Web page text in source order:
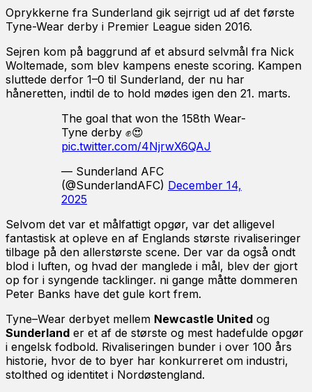
Oprykkerne fra Sunderland gik sejrrigt ud af det første
Tyne-Wear derby i Premier League siden 2016.
Sejren kom på baggrund af et absurd selvmål fra Nick
Woltemade, som blev kampens eneste scoring. Kampen
sluttede derfor 1–0 til Sunderland, der nu har
håneretten, indtil de to hold mødes igen den 21. marts.
The goal that won the 158th Wear-
Tyne derby ✊😍
pic.twitter.com/4NjrwX6QAJ
— Sunderland AFC
(@SunderlandAFC) December 14,
2025
Selvom det var et målfattigt opgør, var det alligevel
fantastisk at opleve en af Englands største rivaliseringer
tilbage på den allerstørste scene. Der var da også ondt
blod i luften, og hvad der manglede i mål, blev der gjort
op for i syngende tacklinger. ni gange måtte dommeren
Peter Banks have det gule kort frem.
Tyne–Wear derbyet mellem Newcastle United og
Sunderland er et af de største og mest hadefulde opgør
i engelsk fodbold. Rivaliseringen bunder i over 100 års
historie, hvor de to byer har konkurreret om industri,
stolthed og identitet i Nordøstengland.